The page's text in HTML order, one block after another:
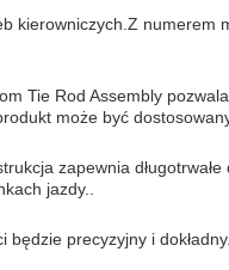
Tie Rod Assembly
może być
zapewnia
jazdy..
precyzyjny i